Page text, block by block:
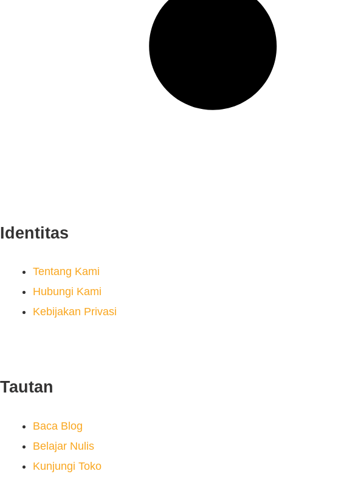
Identitas
Tentang Kami
Hubungi Kami
Kebijakan Privasi
Tautan
Baca Blog
Belajar Nulis
Kunjungi Toko